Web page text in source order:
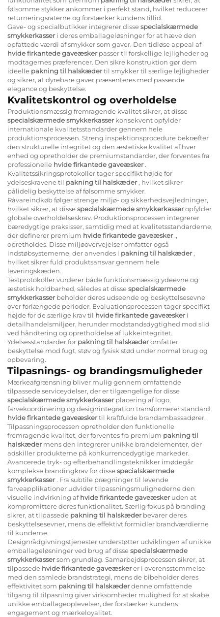
følsomme stykker ankommer i perfekt stand, hvilket reducerer
returneringsraterne og forstærker kundens tillid.
Gave- og specialbutikker integrerer dissespecialskærmede
smykkerkasseri deres emballageløsninger for at hæve den
opfattede værdi af smykker som gaver. Den tidløse appeal af
hvide firkantede gaveæskerpasser til forskellige lejligheder og
modtagernes præferencer. Den sikre konstruktion gør dem
ideelle pakning til halskædertil smykker til særlige lejligheder
og sikrer, at dyrebare gaver præsenteres med passende
elegance og beskyttelse.
Kvalitetskontrol og overholdelse
Produktionsmæssig fremragende kvalitet sikrer, at disse
specialskærmede smykkerkasserkonsekvent opfylder
internationale kvalitetsstandarder gennem hele
produktionsprocessen. Streng inspektionsprocedure bekræfter
den strukturelle integritet og den æstetiske kvalitet af hver
enhed og opretholder de premiumstandarder, der forventes fra
professionelle hvide firkantede gaveæsker.
Kvalitetssikringsprotokoller tager specifikt højde for
ydelseskravene til pakning til halskæder, hvilket sikrer
pålidelig beskyttelse af følsomme smykker.
Råvareindkøb følger strenge miljø- og sikkerhedsvejledninger,
hvilket sikrer, at dissespecialskærmede smykkerkasseropfylder
globale overholdelseskrav. Produktionsprocessen integrerer
bæredygtige praksisser, samtidig med at kvalitetsstandarderne,
der definerer premium hvide firkantede gaveæsker.,
opretholdes. Disse miljøovervejelser omfatter også
indstøbsystemerne, der anvendes i pakning til halskæder,
hvilket sikrer fuld produktsansvar gennem hele
leveringskæden.
Testprotokoller vurderer både funktionsmæssig ydeevne og
æstetisk holdbarhed, således at dissespecialskærmede
smykkerkasserbeholder deres udseende og beskyttelsesevne
over forlængede perioder. Evaluationsprocessen tager specifikt
højde for de særlige krav til hvide firkantede gaveæskeri
detailhandelsmiljøer, herunder modstandsdygtighed mod slid
ved håndtering og opretholdelse af lukkeintegritet.
Ydelsesstandarder for pakning til halskæderomfatter
beskyttelse mod fugt, støv og fysisk stød under normal brug og
opbevaring.
Tilpasnings- og brandingsmuligheder
Mærkeafgrænsning bliver mulig gennem omfattende
tilpassede serviceydelser, der er tilgængelige for disse
specialskærmede smykkerkasserplacering af logo,
farvekoordinering og designintegration transformerer standard
hvide firkantede gaveæskertil kraftfulde brandambassadører.
Tilpassningsprocessen opretholder den funktionelle
fremragende kvalitet, der forventes fra premium pakning til
halskædermens den integrerer unikke brandelementer, der
adskiller produkterne på konkurrencedygtige markeder.
Avancerede tryk- og efterbehandlingsteknikker imødegår
komplekse brandingkrav for dissespecialskærmede
smykkerkasser. Fra subtile prægninger til levende
farveapplikationer udvider tilpassningsmulighederne den
visuelle indvirkning afhvide firkantede gaveæskeruden at
kompromittere deres funktionalitet. Særlig fokus på branding
sikrer, at tilpassede pakning til halskæderbevarer deres
beskyttelsesevner, mens de effektivt formidler brandværdierne
til kunderne.
Designrådgivningstjenester understøtter udviklingen af unikke
emballageløsninger ved brug af dissespecialskærmede
smykkerkassersom grundlag. Samarbejdsprocessen sikrer, at
tilpassede hvide firkantede gaveæskerer i overensstemmelse
med den samlede brandstrategi, mens de bibeholder deres
effektivitet som pakning til halskæderdenne omfattende
tilgang til tilpasning giver virksomheder mulighed for at skabe
unikke emballageoplevelser, der forstærker kundens
engagement og mærkeloyalitet.